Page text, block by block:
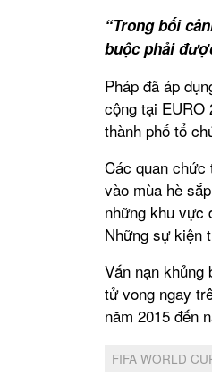
“Trong bối
buộc phải
Pháp đã áp
cộng tại EURO
thành phố tổ
Các quan chức
vào mùa hè
những khu vực
Những sự kiện
Vấn nạn khủng
tử vong ngay
năm 2015 đến
FIFA WORLD